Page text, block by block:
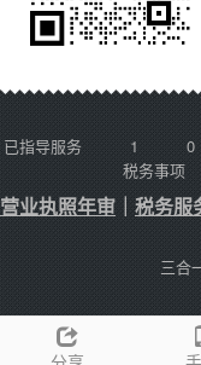
已指导服务 1 0
税务
营业执照年审 ｜税务服
三合